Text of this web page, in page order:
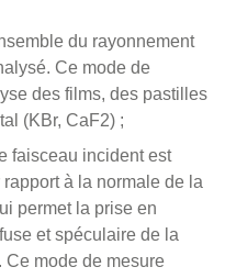
du rayonnement
Ce mode de
des films, des pastilles
(KBr, CaF2) ;
faisceau incident est
à la normale de la
permet la prise en
et spéculaire de la
Ce mode de mesure